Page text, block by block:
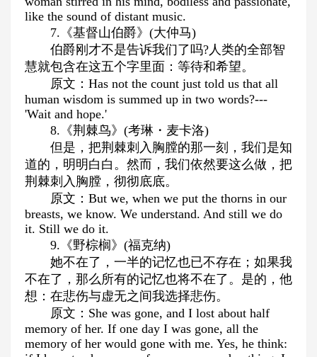
like the sound of distant music.
7.《基督山伯爵》(大仲马)
伯爵刚才不是告诉我们了吗?人类的全部智
慧就包含在这五个字里面：等待和希望。
原文：Has not the count just told us that all
human wisdom is summed up in two words?---
'Wait and hope.'
8.《荆棘鸟》(考琳・麦卡洛)
但是，把荆棘刺入胸膛的那一刻，我们是知
道的，明明白白。然而，我们依然要这么做，把
荆棘刺入胸膛，彻彻底底。
原文：But we, when we put the thorns in our
breasts, we know. We understand. And still we do
it. Still we do it.
9.《野棕榈》(福克纳)
她不在了，一半的记忆也已不存在；如果我
不在了，那么所有的记忆也将不在了。是的，他
想：在悲伤与虚无之间我选择悲伤。
原文：She was gone, and I lost about half
memory of her. If one day I was gone, all the
memory of her would gone with me. Yes, he think: